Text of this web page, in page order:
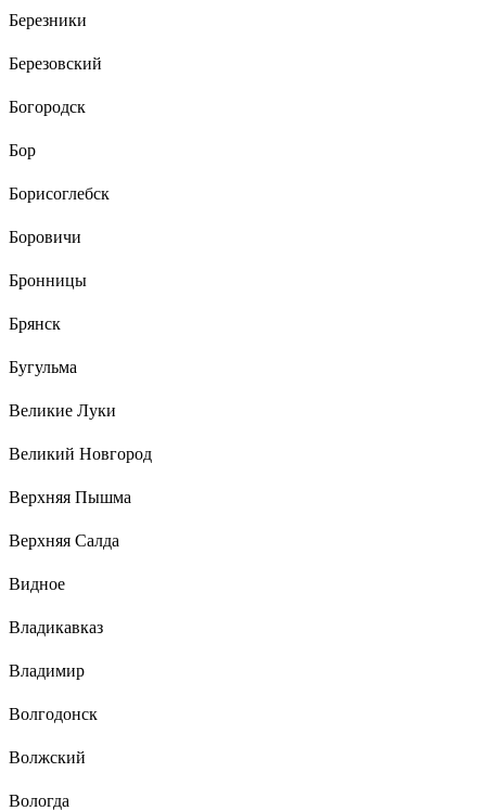
Березники
Березовский
Богородск
Бор
Борисоглебск
Боровичи
Бронницы
Брянск
Бугульма
Великие Луки
Великий Новгород
Верхняя Пышма
Верхняя Салда
Видное
Владикавказ
Владимир
Волгодонск
Волжский
Вологда